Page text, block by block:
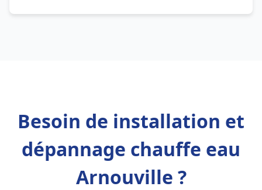
Besoin de installation et
dépannage chauffe eau
Arnouville ?